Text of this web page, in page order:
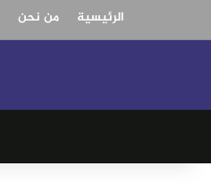
الرئيسية من نحن